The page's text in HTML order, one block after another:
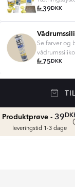
fr.39DKK
Se farver og
fr.75DKK
Fliseliste
Produktprøve - 39
leveringstid 1-3 dage